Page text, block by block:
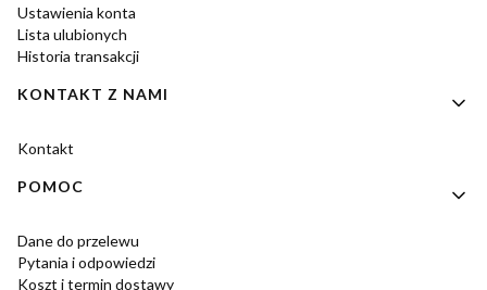
Ustawienia konta
Lista ulubionych
Historia transakcji
KONTAKT Z NAMI
Kontakt
POMOC
Dane do przelewu
Pytania i odpowiedzi
Koszt i termin dostawy